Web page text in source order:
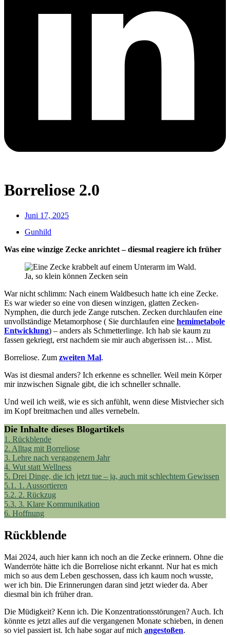
Borreliose 2.0
Juni 17, 2025
Gunhild
Was eine winzige Zecke anrichtet – diesmal reagiere ich früher
Ja, so klein können Zecken sein
War nicht schlimm: Nach einem Waldbesuch hatte ich eine Zecke.
Es war wieder so eine von diesen winzigen, glatten Zecken-
Nymphen, die durch jede Zange rutschen. Zecken durchlaufen eine
unvollständige Metamorphose ( Sie durchlaufen eine hemimetabole
Entwicklung) – anders als Schmetterlinge. Ich hab sie kaum zu
fassen gekriegt, erst nachdem sie mir auch abgerissen ist… Mist.
Borreliose. Zum zweiten Mal.
Was ist diesmal anders? Ich erkenne es schneller. Weil mein Körper
mir inzwischen Signale gibt, die ich schneller schnalle.
Und weil ich weiß, wie es sich anfühlt, wenn diese Mistviecher sich
im Kopf breitmachen und alles vernebeln.
Die Inhalte dieses Blogartikels
1. Rückblende
2. Alltag mit Borreliose
3. Lehre nach vergangenem Jahr
4. Wut statt Wellness
5. Drei Dinge, die ich jetzt tue – ja, auch mit schlechtem Gewissen
5.1. 1. Aussortieren
5.2. 2. Rückzug
5.3. 3. Klare Kommunikation
6. Hoffnung
Rückblende
Mai 2024, auch hier kann ich noch an die Zecke erinnern. Ohne die
Wanderröte hätte ich die Borreliose nicht erkannt. Nur hat es mich
mich so aus dem Leben geschossen, dass ich kaum noch wusste,
wer ich bin. Die Erinnerungen daran sind jetzt wieder da. Aber
diesmal bin ich früher dran.
Die Müdigkeit? Kenn ich. Die Konzentrationsstörungen? Auch. Ich
könnte es jetzt alles auf die vergangenen Monate schieben, in denen
so viel passiert ist. Ich habe sogar auf mich angestoßen.